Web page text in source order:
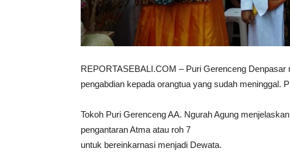
REPORTASEBALI.COM – Puri Gerenceng
pengabdian kepada orangtua yang sudah meninggal.
Tokoh Puri Gerenceng AA. Ngurah Agung
pengantaran Atma atau roh 7
untuk bereinkarnasi menjadi Dewata.